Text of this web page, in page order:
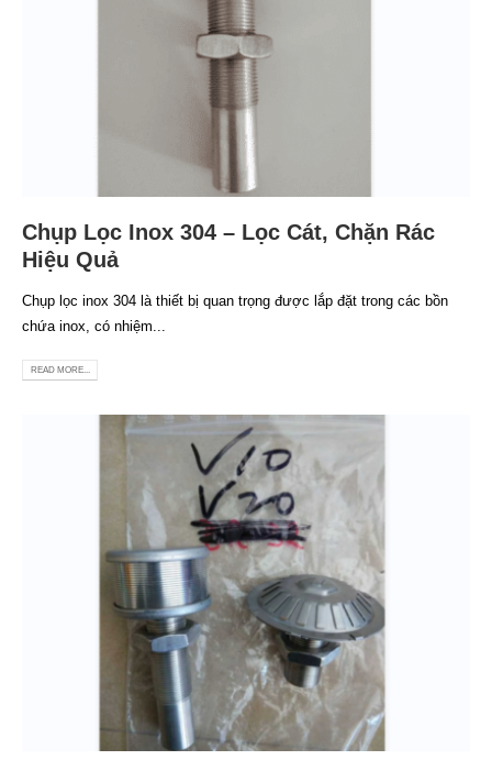
Chụp Lọc Inox 304 – Lọc Cát, Chặn Rác
Hiệu Quả
Chụp lọc inox 304 là thiết bị quan trọng được lắp đặt trong các bồn
chứa inox, có nhiệm...
READ MORE...